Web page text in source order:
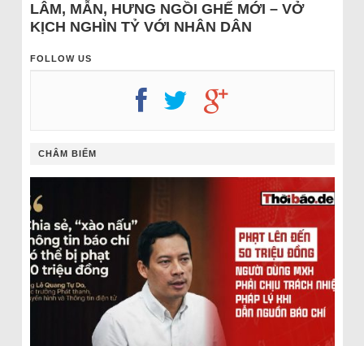
LÂM, MẪN, HƯNG NGỒI GHẾ MỚI – VỞ
KỊCH NGHÌN TỶ VỚI NHÂN DÂN
FOLLOW US
CHÂM BIẾM